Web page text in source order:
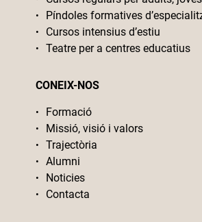
Píndoles formatives
Cursos intensius d’estiu
Teatre per a centres educatius
CONEIX-NOS
Formació
Missió, visió i valors
Trajectòria
Alumni
Noticies
Contacta